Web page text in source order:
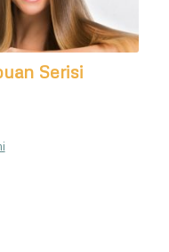
Serisi